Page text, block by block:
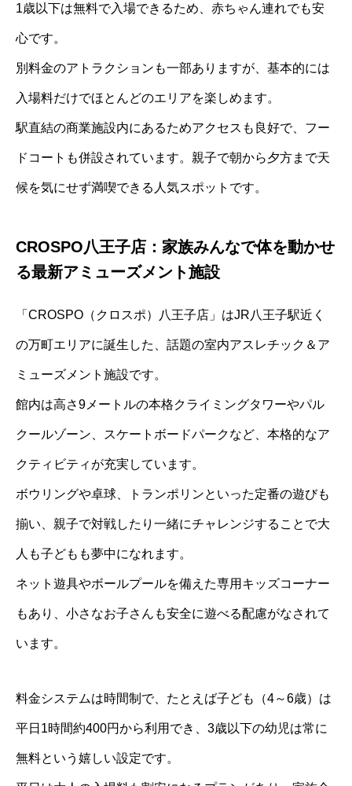
1歳以下は無料で入場できるため、赤ちゃん連れでも安
心です。
別料金のアトラクションも一部ありますが、基本的には
入場料だけでほとんどのエリアを楽しめます。
駅直結の商業施設内にあるためアクセスも良好で、フー
ドコートも併設されています。親子で朝から夕方まで天
候を気にせず満喫できる人気スポットです。
CROSPO八王子店：家族みんなで体を動かせ
る最新アミューズメント施設
「CROSPO（クロスポ）八王子店」はJR八王子駅近く
の万町エリアに誕生した、話題の室内アスレチック＆ア
ミューズメント施設です。
館内は高さ9メートルの本格クライミングタワーやパル
クールゾーン、スケートボードパークなど、本格的なア
クティビティが充実しています。
ボウリングや卓球、トランポリンといった定番の遊びも
揃い、親子で対戦したり一緒にチャレンジすることで大
人も子どもも夢中になれます。
ネット遊具やボールプールを備えた専用キッズコーナー
もあり、小さなお子さんも安全に遊べる配慮がなされて
います。
料金システムは時間制で、たとえば子ども（4～6歳）は
平日1時間約400円から利用でき、3歳以下の幼児は常に
無料という嬉しい設定です。